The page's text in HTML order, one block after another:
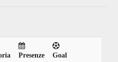
Presenze
Goal